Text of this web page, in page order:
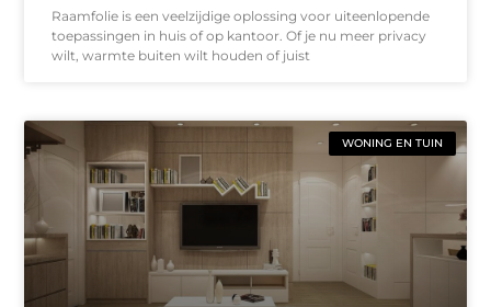
Raamfolie is een veelzijdige oplossing voor uiteenlopende
toepassingen in huis of op kantoor. Of je nu meer privacy
wilt, warmte buiten wilt houden of juist
WONING EN TUIN